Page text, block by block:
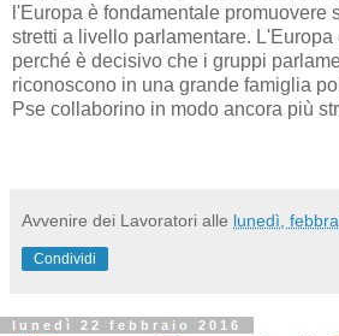
l'Europa è fondamentale promuovere
stretti a livello parlamentare. L'Europa
perché è decisivo che i gruppi
riconoscono in una grande famiglia
Pse collaborino in modo ancora più
Avvenire dei Lavoratori alle lunedì,
Condividi
lunedì 22 febbraio 2016